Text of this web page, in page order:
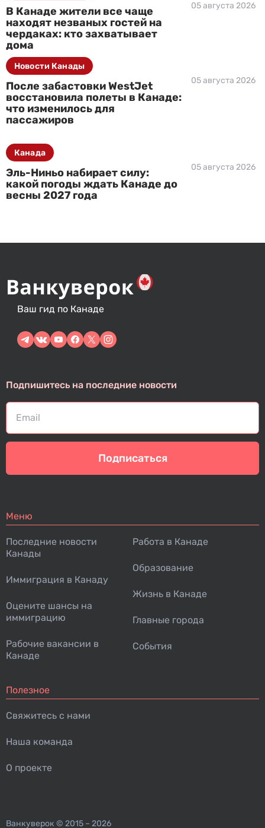
В Канаде жители все чаще
находят незваных гостей на
чердаках: кто захватывает
дома
05 августа 2026
После забастовки WestJet
восстановила полеты в Канаде:
что изменилось для
пассажиров
05 августа 2026
Новости Канады
Эль-Ниньо набирает силу:
какой погоды ждать Канаде до
весны 2027 года
05 августа 2026
Канада
Ваш гид по Канаде
Подпишитесь на последние новости
Подписаться
Меню
Последние новости
Канады
Иммиграция в Канаду
Оцените шансы на
иммиграцию
Рабочие вакансии в
Канаде
Работа в Канаде
Образование
Жизнь в Канаде
Главные города
События
Полезное
Свяжитесь с нами
Наша команда
О проекте
Ванкуверок © 2015 – 2026